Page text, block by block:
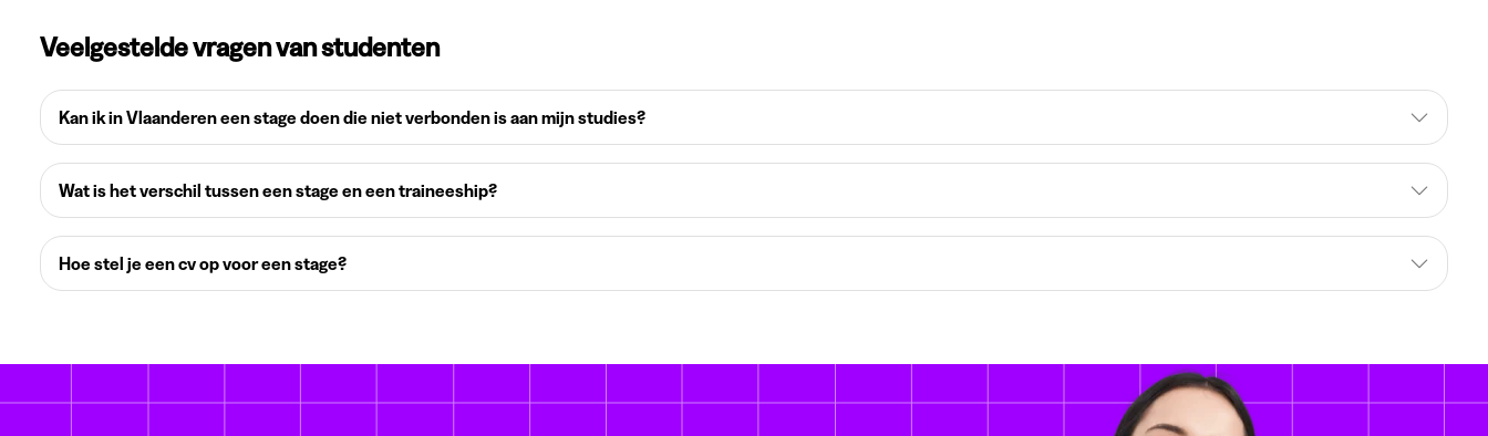
Veelgestelde vragen van studenten
Kan ik in Vlaanderen een stage doen die niet verbonden is aan mijn studies?
Wat is het verschil tussen een stage en een traineeship?
Hoe stel je een cv op voor een stage?